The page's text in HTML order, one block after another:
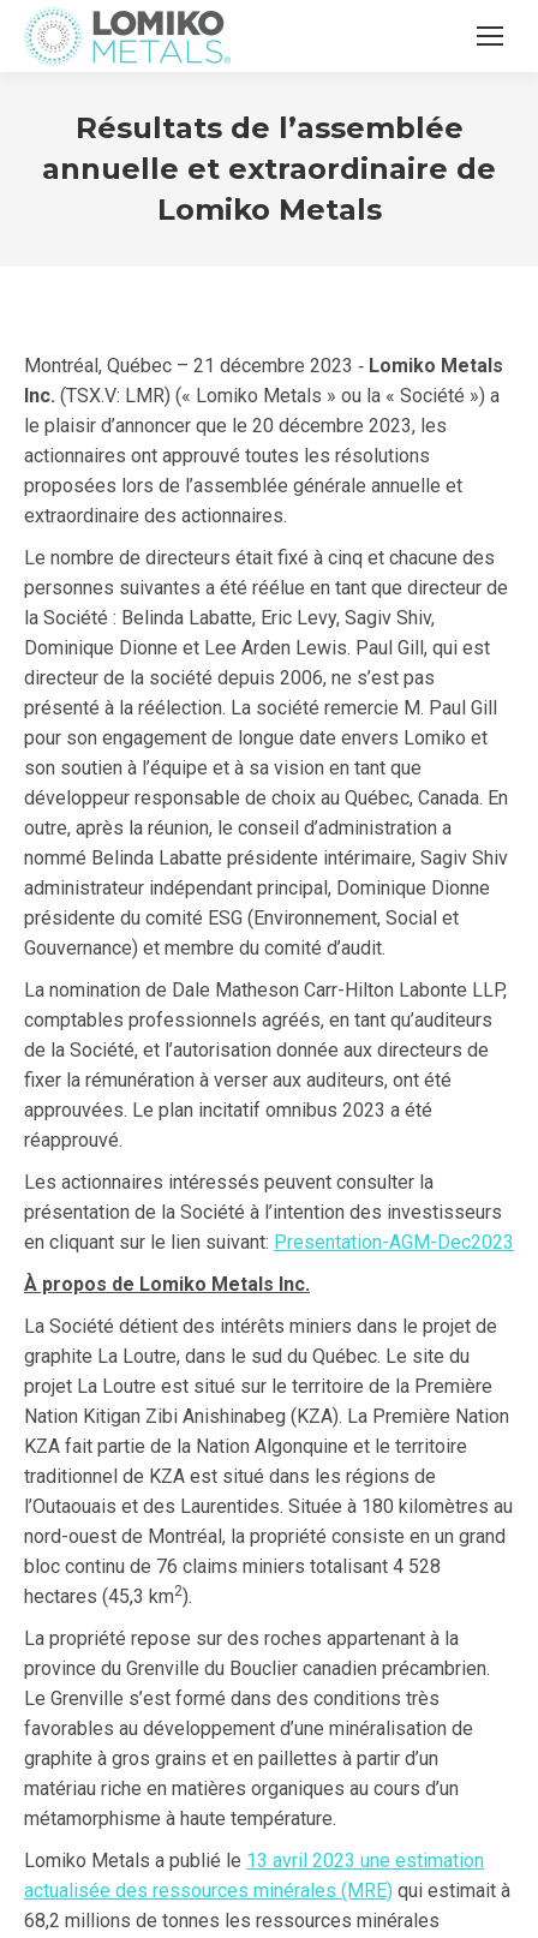
Résultats de l’assemblée
annuelle et extraordinaire de
Lomiko Metals
Montréal, Québec – 21 décembre 2023 ‑ Lomiko Metals
Inc. (TSX.V: LMR) (« Lomiko Metals » ou la « Société ») a
le plaisir d’annoncer que le 20 décembre 2023, les
actionnaires ont approuvé toutes les résolutions
proposées lors de l’assemblée générale annuelle et
extraordinaire des actionnaires.
Le nombre de directeurs était fixé à cinq et chacune des
personnes suivantes a été réélue en tant que directeur de
la Société : Belinda Labatte, Eric Levy, Sagiv Shiv,
Dominique Dionne et Lee Arden Lewis. Paul Gill, qui est
directeur de la société depuis 2006, ne s’est pas
présenté à la réélection. La société remercie M. Paul Gill
pour son engagement de longue date envers Lomiko et
son soutien à l’équipe et à sa vision en tant que
développeur responsable de choix au Québec, Canada. En
outre, après la réunion, le conseil d’administration a
nommé Belinda Labatte présidente intérimaire, Sagiv Shiv
administrateur indépendant principal, Dominique Dionne
présidente du comité ESG (Environnement, Social et
Gouvernance) et membre du comité d’audit.
La nomination de Dale Matheson Carr-Hilton Labonte LLP,
comptables professionnels agréés, en tant qu’auditeurs
de la Société, et l’autorisation donnée aux directeurs de
fixer la rémunération à verser aux auditeurs, ont été
approuvées. Le plan incitatif omnibus 2023 a été
réapprouvé.
Les actionnaires intéressés peuvent consulter la
présentation de la Société à l’intention des investisseurs
en cliquant sur le lien suivant: Presentation-AGM-Dec2023
À propos de Lomiko Metals Inc.
La Société détient des intérêts miniers dans le projet de
graphite La Loutre, dans le sud du Québec. Le site du
projet La Loutre est situé sur le territoire de la Première
Nation Kitigan Zibi Anishinabeg (KZA). La Première Nation
KZA fait partie de la Nation Algonquine et le territoire
traditionnel de KZA est situé dans les régions de
l’Outaouais et des Laurentides. Située à 180 kilomètres au
nord-ouest de Montréal, la propriété consiste en un grand
bloc continu de 76 claims miniers totalisant 4 528
hectares (45,3 km2).
La propriété repose sur des roches appartenant à la
province du Grenville du Bouclier canadien précambrien.
Le Grenville s’est formé dans des conditions très
favorables au développement d’une minéralisation de
graphite à gros grains et en paillettes à partir d’un
matériau riche en matières organiques au cours d’un
métamorphisme à haute température.
Lomiko Metals a publié le 13 avril 2023 une estimation
actualisée des ressources minérales (MRE) qui estimait à
68,2 millions de tonnes les ressources minérales